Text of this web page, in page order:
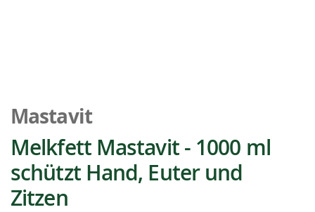
Anfang
der
Bildgalerie
springen
Mastavit
Melkfett Mastavit - 1000 ml
schützt Hand, Euter und
Zitzen